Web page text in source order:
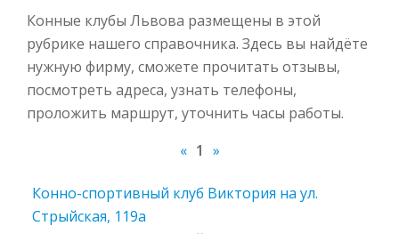
Конные клубы Львова размещены в этой
рубрике нашего справочника. Здесь вы найдёте
нужную фирму, сможете прочитать отзывы,
посмотреть адреса, узнать телефоны,
проложить маршрут, уточнить часы работы.
« 1 »
Конно-спортивный клуб Виктория на ул.
Стрыйская, 119а